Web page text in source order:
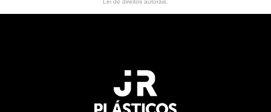
Lei de direitos autorais.